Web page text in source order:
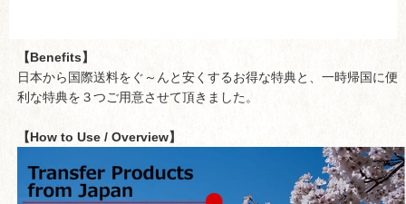
【Benefits】
日本から国際送料をぐ～んと安くするお得な特典と、一時帰国に便
利な特典を３つご用意させて頂きました。
【How to Use / Overview】